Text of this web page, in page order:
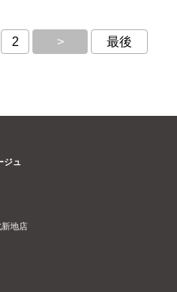
2 > 最後
ジュ
新地店